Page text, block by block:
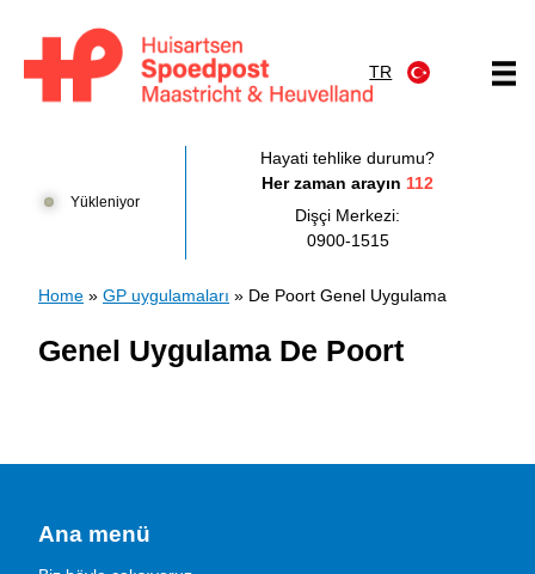
TR
Yükleniyor
Hayati tehlike durumu?
Her zaman arayın 112
Dişçi Merkezi:
0900-1515
Home » GP uygulamaları » De Poort Genel Uygulama
Genel Uygulama De Poort
Ana menü